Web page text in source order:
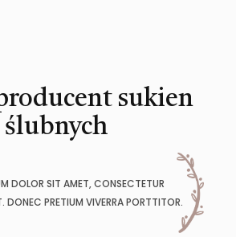
sukien
ślubnych
DOLOR SIT AMET, CONSECTETUR
DONEC PRETIUM VIVERRA PORTTITOR.